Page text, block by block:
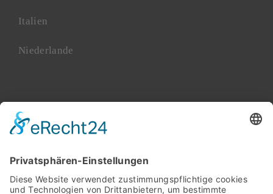
Italien
Niederlande
Polen
Rumänien